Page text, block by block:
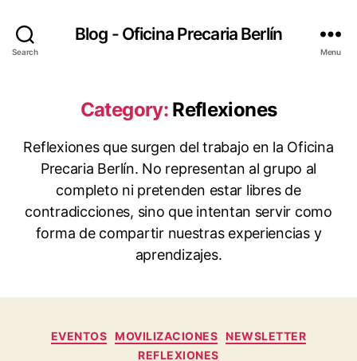
Search
Blog - Oficina Precaria Berlín
Menu
Category: Reflexiones
Reflexiones que surgen del trabajo en la Oficina
Precaria Berlín. No representan al grupo al
completo ni pretenden estar libres de
contradicciones, sino que intentan servir como
forma de compartir nuestras experiencias y
aprendizajes.
Categories
EVENTOS MOVILIZACIONES
NEWSLETTER
REFLEXIONES